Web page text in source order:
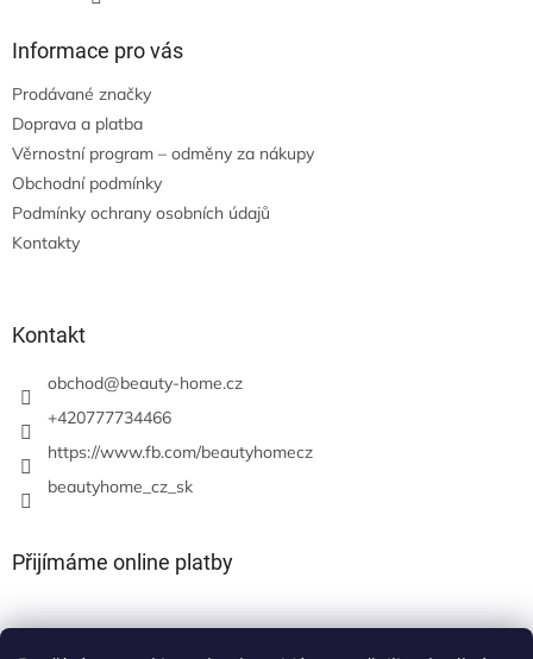
Informace pro vás
Prodávané značky
Doprava a platba
Věrnostní program – odměny za nákupy
Obchodní podmínky
Podmínky ochrany osobních údajů
Kontakty
Kontakt
obchod@beauty-home.cz
+420777734466
https://www.fb.com/beautyhomecz
beautyhome_cz_sk
Přijímáme online platby